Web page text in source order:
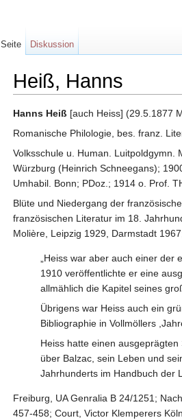
Heiß, Hanns
Hanns Heiß [auch Heiss] (29.5.1877
Romanische Philologie, bes. franz.
Volksschule u. Human. Luitpoldgymn.
Würzburg (Heinrich Schneegans);
Umhabil. Bonn; PDoz.; 1914 o. Prof.
Blüte und Niedergang der
französischen Literatur im 18.
Molière, Leipzig 1929, Darmstadt
„Heiss war aber auch einer der
1910 veröffentlichte er eine
allmählich die Kapitel seines
Übrigens war Heiss auch ein
Bibliographie in Vollmöllers
Heiss hatte einen
über Balzac, sein Leben und
Jahrhunderts im Handbuch der
Freiburg, UA Genralia B 24/1251;
457-458; Court, Victor Klemperers
Seite Diskussion